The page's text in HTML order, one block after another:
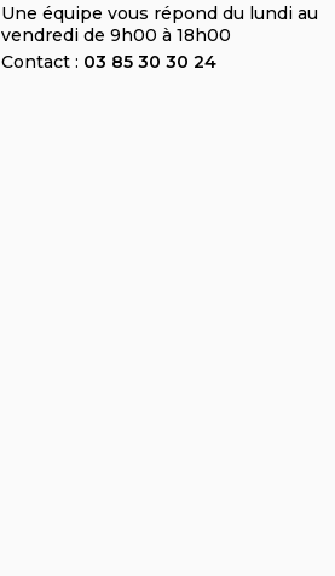
Une équipe vous répond du lundi au
vendredi de 9h00 à 18h00
Contact : 03 85 30 30 24